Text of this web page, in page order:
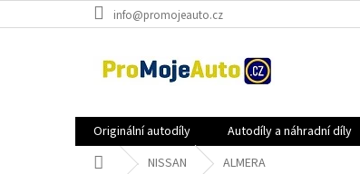
na
info@promojeauto.cz
Originální autodíly Autodíly a náhradní díly
Domů NISSAN ALMERA